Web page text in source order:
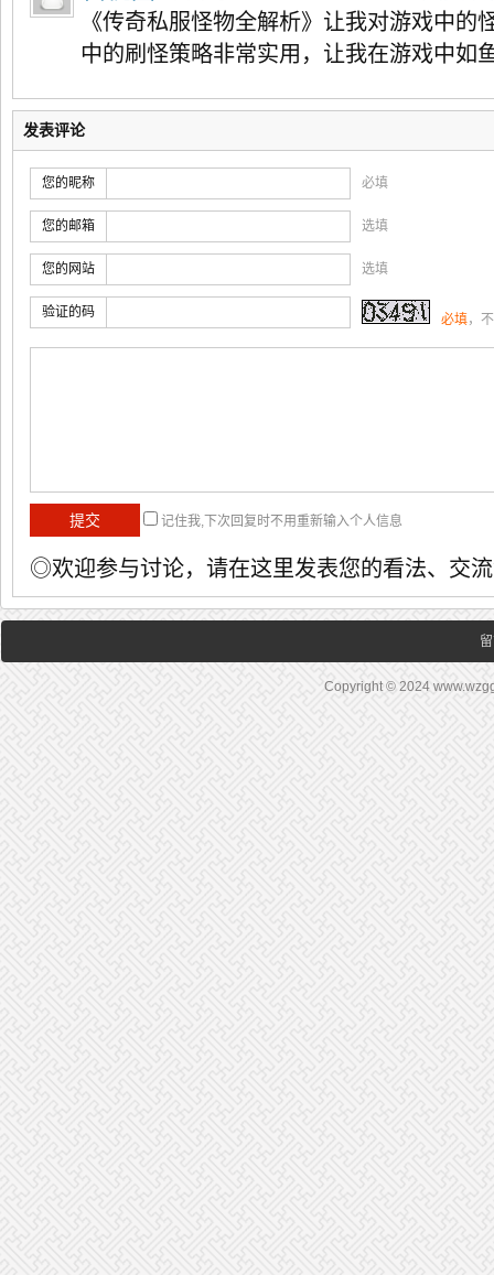
《传奇私服怪物全解析》让我对游戏中的
中的刷怪策略非常实用，让我在游戏中如
发表评论
您的昵称 必填
您的邮箱 选填
您的网站 选填
验证的码 必填，
记住我,下次回复时不用重新输入个人信息
◎欢迎参与讨论，请在这里发表您的看法、交
Copyright © 2024